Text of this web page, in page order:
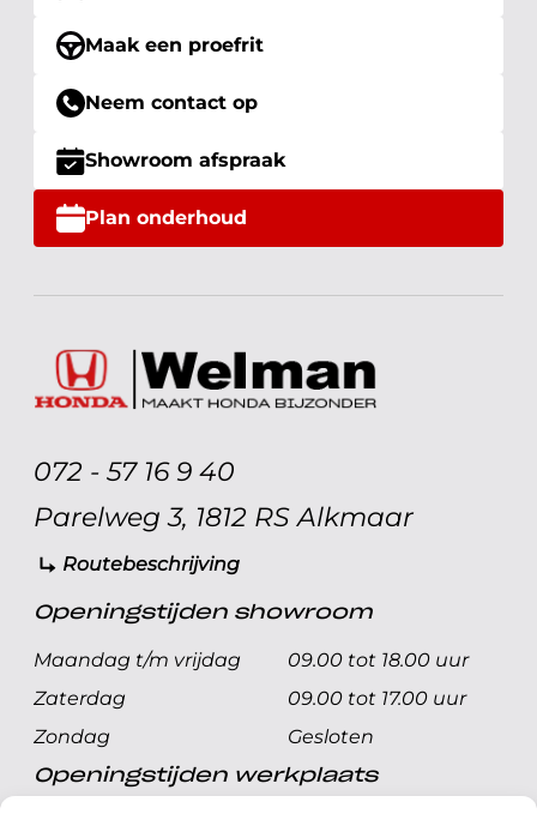
Maak een proefrit
Neem contact op
Showroom afspraak
Plan onderhoud
072 - 57 16 9 40
Parelweg 3, 1812 RS Alkmaar
Routebeschrijving
Openingstijden showroom
Maandag t/m vrijdag
09.00 tot 18.00 uur
Zaterdag
09.00 tot 17.00 uur
Zondag
Gesloten
Openingstijden werkplaats